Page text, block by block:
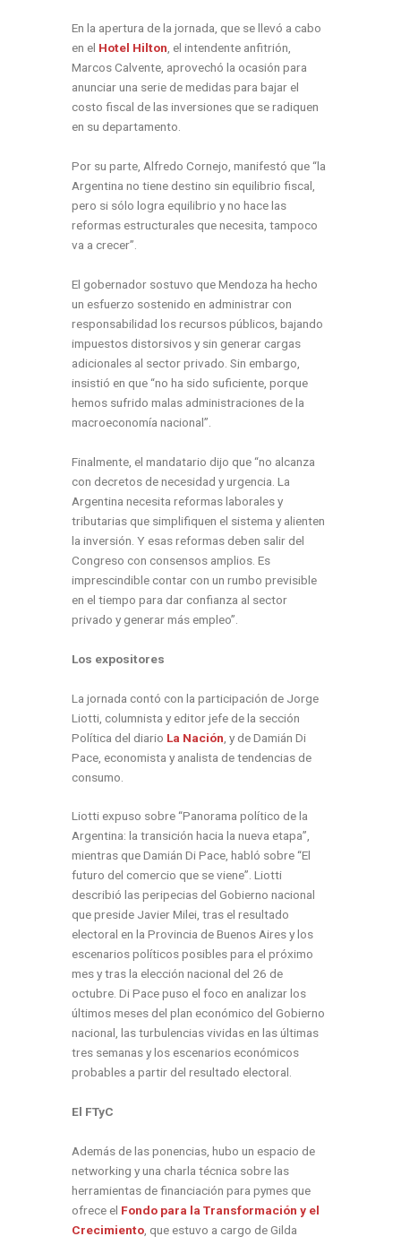
En la apertura de la jornada, que se llevó a cabo
en el Hotel Hilton , el intendente anfitrión,
Marcos Calvente, aprovechó la ocasión para
anunciar una serie de medidas para bajar el
costo fiscal de las inversiones que se radiquen
en su departamento.
Por su parte, Alfredo Cornejo, manifestó que “la
Argentina no tiene destino sin equilibrio fiscal,
pero si sólo logra equilibrio y no hace las
reformas estructurales que necesita, tampoco
va a crecer”.
El gobernador sostuvo que Mendoza ha hecho
un esfuerzo sostenido en administrar con
responsabilidad los recursos públicos, bajando
impuestos distorsivos y sin generar cargas
adicionales al sector privado. Sin embargo,
insistió en que “no ha sido suficiente, porque
hemos sufrido malas administraciones de la
macroeconomía nacional”.
Finalmente, el mandatario dijo que “no alcanza
con decretos de necesidad y urgencia. La
Argentina necesita reformas laborales y
tributarias que simplifiquen el sistema y alienten
la inversión. Y esas reformas deben salir del
Congreso con consensos amplios. Es
imprescindible contar con un rumbo previsible
en el tiempo para dar confianza al sector
privado y generar más empleo”.
Los expositores
La jornada contó con la participación de Jorge
Liotti, columnista y editor jefe de la sección
Política del diario La Nación , y de Damián Di
Pace, economista y analista de tendencias de
consumo.
Liotti expuso sobre “Panorama político de la
Argentina: la transición hacia la nueva etapa”,
mientras que Damián Di Pace, habló sobre “El
futuro del comercio que se viene”. Liotti
describió las peripecias del Gobierno nacional
que preside Javier Milei, tras el resultado
electoral en la Provincia de Buenos Aires y los
escenarios políticos posibles para el próximo
mes y tras la elección nacional del 26 de
octubre. Di Pace puso el foco en analizar los
últimos meses del plan económico del Gobierno
nacional, las turbulencias vividas en las últimas
tres semanas y los escenarios económicos
probables a partir del resultado electoral.
El FTyC
Además de las ponencias, hubo un espacio de
networking y una charla técnica sobre las
herramientas de financiación para pymes que
ofrece el Fondo para la Transformación y el
Crecimiento , que estuvo a cargo de Gilda